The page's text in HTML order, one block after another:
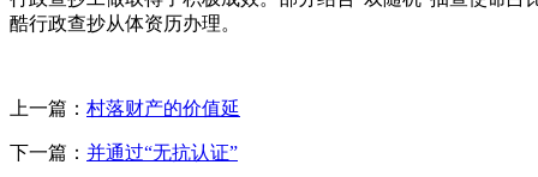
酷行政查抄从体资历办理。
上一篇： 村落财产的价值延
下一篇： 并通过“无抗认证”